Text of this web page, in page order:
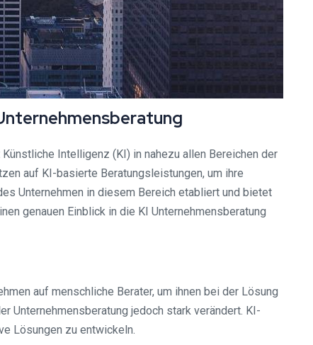
Intelligenz (KI) in nahezu allen Bereichen der
auf KI-basierte Beratungsleistungen, um ihre
Unternehmen in diesem Bereich etabliert und bietet
genauen Einblick in die KI Unternehmensberatung
auf menschliche Berater, um ihnen bei der Lösung
Unternehmensberatung jedoch stark verändert. KI-
Lösungen zu entwickeln.